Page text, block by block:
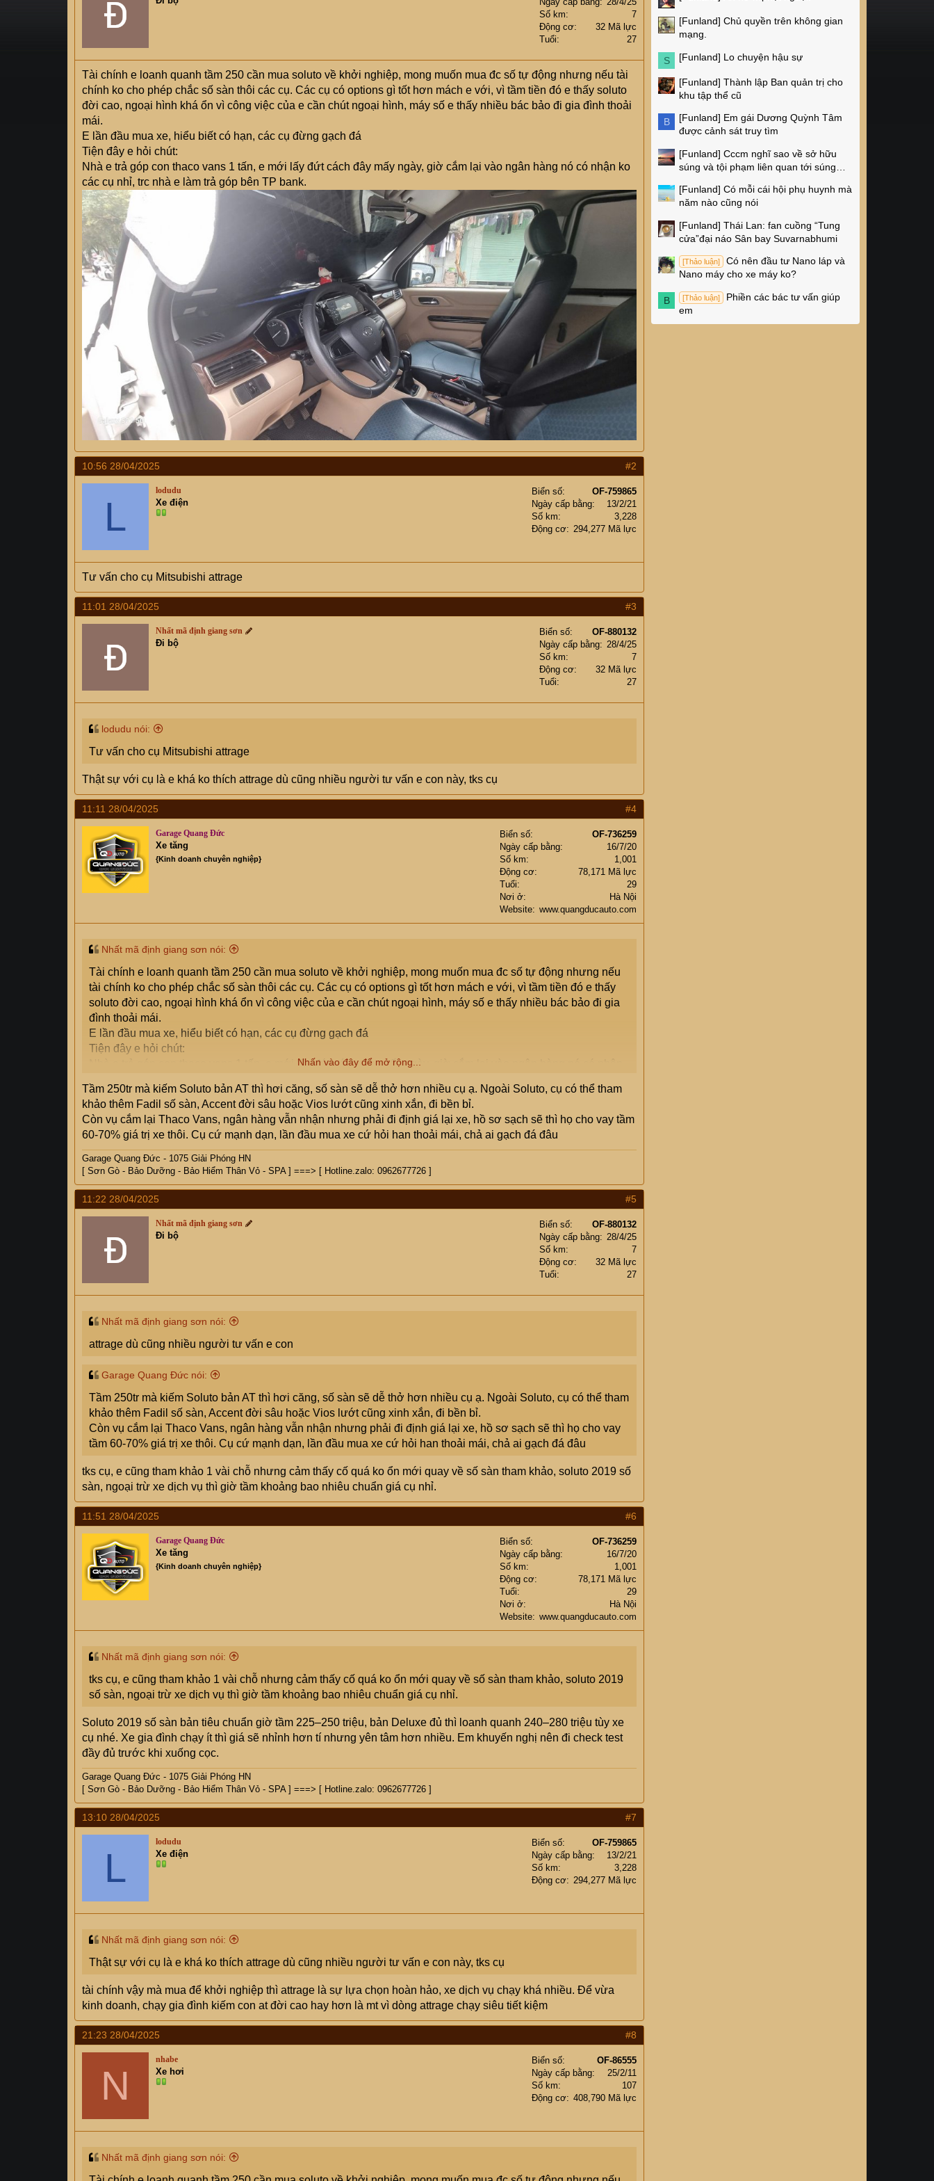
r
e
r
Số km
7
Động cơ
32 Mã lực
Tuổi
27
Tài chính e loanh quanh tầm 250 cần mua soluto về khởi nghiệp, mong muốn mua đc số tự động nhưng nếu tài
chính ko cho phép chắc số sàn thôi các cụ. Các cụ có options gì tốt hơn mách e với, vì tầm tiền đó e thấy soluto
đời cao, ngoại hình khá ổn vì công việc của e cần chút ngoại hình, máy số e thấy nhiều bác bảo đi gia đình thoải
mái.
E lần đầu mua xe, hiểu biết có hạn, các cụ đừng gạch đá
Tiện đây e hỏi chút:
Nhà e trả góp con thaco vans 1 tấn, e mới lấy đứt cách đây mấy ngày, giờ cắm lại vào ngân hàng nó có nhận ko
các cụ nhỉ, trc nhà e làm trả góp bên TP bank.
10:56 28/04/2025 #2
L
lodudu
Xe điện
Biển số
OF-759865
Ngày cấp bằng
13/2/21
Số km
3,228
Động cơ
294,277 Mã lực
Tư vấn cho cụ Mitsubishi attrage
11:01 28/04/2025 #3
Nhất mã định giang sơn
Đi bộ
Biển số
OF-880132
Ngày cấp bằng
28/4/25
Số km
7
Động cơ
32 Mã lực
Tuổi
27
lodudu nói:
Tư vấn cho cụ Mitsubishi attrage
Thật sự với cụ là e khá ko thích attrage dù cũng nhiều người tư vấn e con này, tks cụ
11:11 28/04/2025 #4
Garage Quang Đức
Xe tăng
{Kinh doanh chuyên nghiệp}
Biển số
OF-736259
Ngày cấp bằng
16/7/20
Số km
1,001
Động cơ
78,171 Mã lực
Tuổi
29
Nơi ở
Hà Nội
Website
www.quangducauto.com
Nhất mã định giang sơn nói:
Tài chính e loanh quanh tầm 250 cần mua soluto về khởi nghiệp, mong muốn mua đc số tự động nhưng nếu
tài chính ko cho phép chắc số sàn thôi các cụ. Các cụ có options gì tốt hơn mách e với, vì tầm tiền đó e thấy
soluto đời cao, ngoại hình khá ổn vì công việc của e cần chút ngoại hình, máy số e thấy nhiều bác bảo đi gia
đình thoải mái.
E lần đầu mua xe, hiểu biết có hạn, các cụ đừng gạch đá
Tiện đây e hỏi chút:
Nhà e trả góp con thaco vans 1 tấn, e mới lấy đứt cách đây mấy ngày, giờ cắm lại vào ngân hàng nó có nhận
Nhấn vào đây để mở rộng...
Tầm 250tr mà kiếm Soluto bản AT thì hơi căng, số sàn sẽ dễ thở hơn nhiều cụ ạ. Ngoài Soluto, cụ có thể tham
khảo thêm Fadil số sàn, Accent đời sâu hoặc Vios lướt cũng xinh xắn, đi bền bỉ.
Còn vụ cắm lại Thaco Vans, ngân hàng vẫn nhận nhưng phải đi định giá lại xe, hồ sơ sạch sẽ thì họ cho vay tầm
60-70% giá trị xe thôi. Cụ cứ mạnh dạn, lần đầu mua xe cứ hỏi han thoải mái, chả ai gạch đá đâu
Garage Quang Đức - 1075 Giải Phóng HN
[ Sơn Gò - Bảo Dưỡng - Bảo Hiểm Thân Vỏ - SPA ] ===> [ Hotline.zalo: 0962677726 ]
11:22 28/04/2025 #5
Nhất mã định giang sơn
Đi bộ
Biển số
OF-880132
Ngày cấp bằng
28/4/25
Số km
7
Động cơ
32 Mã lực
Tuổi
27
Nhất mã định giang sơn nói:
attrage dù cũng nhiều người tư vấn e con
Garage Quang Đức nói:
Tầm 250tr mà kiếm Soluto bản AT thì hơi căng, số sàn sẽ dễ thở hơn nhiều cụ ạ. Ngoài Soluto, cụ có thể tham
khảo thêm Fadil số sàn, Accent đời sâu hoặc Vios lướt cũng xinh xắn, đi bền bỉ.
Còn vụ cắm lại Thaco Vans, ngân hàng vẫn nhận nhưng phải đi định giá lại xe, hồ sơ sạch sẽ thì họ cho vay
tầm 60-70% giá trị xe thôi. Cụ cứ mạnh dạn, lần đầu mua xe cứ hỏi han thoải mái, chả ai gạch đá đâu
tks cụ, e cũng tham khảo 1 vài chỗ nhưng cảm thấy cố quá ko ổn mới quay về số sàn tham khảo, soluto 2019 số
sàn, ngoại trừ xe dịch vụ thì giờ tầm khoảng bao nhiêu chuẩn giá cụ nhỉ.
11:51 28/04/2025 #6
Garage Quang Đức
Xe tăng
{Kinh doanh chuyên nghiệp}
Biển số
OF-736259
Ngày cấp bằng
16/7/20
Số km
1,001
Động cơ
78,171 Mã lực
Tuổi
29
Nơi ở
Hà Nội
Website
www.quangducauto.com
Nhất mã định giang sơn nói:
tks cụ, e cũng tham khảo 1 vài chỗ nhưng cảm thấy cố quá ko ổn mới quay về số sàn tham khảo, soluto 2019
số sàn, ngoại trừ xe dịch vụ thì giờ tầm khoảng bao nhiêu chuẩn giá cụ nhỉ.
Soluto 2019 số sàn bản tiêu chuẩn giờ tầm 225–250 triệu, bản Deluxe đủ thì loanh quanh 240–280 triệu tùy xe
cụ nhé. Xe gia đình chạy ít thì giá sẽ nhỉnh hơn tí nhưng yên tâm hơn nhiều. Em khuyến nghị nên đi check test
đầy đủ trước khi xuống cọc.
Garage Quang Đức - 1075 Giải Phóng HN
[ Sơn Gò - Bảo Dưỡng - Bảo Hiểm Thân Vỏ - SPA ] ===> [ Hotline.zalo: 0962677726 ]
13:10 28/04/2025 #7
L
lodudu
Xe điện
Biển số
OF-759865
Ngày cấp bằng
13/2/21
Số km
3,228
Động cơ
294,277 Mã lực
Nhất mã định giang sơn nói:
Thật sự với cụ là e khá ko thích attrage dù cũng nhiều người tư vấn e con này, tks cụ
tài chính vậy mà mua để khởi nghiệp thì attrage là sự lựa chọn hoàn hảo, xe dịch vụ chạy khá nhiều. Để vừa
kinh doanh, chạy gia đình kiếm con at đời cao hay hơn là mt vì dòng attrage chạy siêu tiết kiệm
21:23 28/04/2025 #8
N
nhabe
Xe hơi
Biển số
OF-86555
Ngày cấp bằng
25/2/11
Số km
107
Động cơ
408,790 Mã lực
Nhất mã định giang sơn nói:
[Funland] Chủ quyền trên không gian
mạng.
S [Funland] Lo chuyện hậu sự
[Funland] Thành lập Ban quản trị cho
khu tập thể cũ
B [Funland] Em gái Dương Quỳnh Tâm
được cảnh sát truy tìm
[Funland] Cccm nghĩ sao về sở hữu
súng và tội phạm liên quan tới súng
[Funland] Có mỗi cái hội phụ huynh mà
năm nào cũng nói
[Funland] Thái Lan: fan cuồng “Tung
cửa”đại náo Sân bay Suvarnabhumi
[Thảo luận]
Có nên đầu tư Nano láp và
Nano máy cho xe máy ko?
B [Thảo luận]
Phiền các bác tư vấn giúp
em